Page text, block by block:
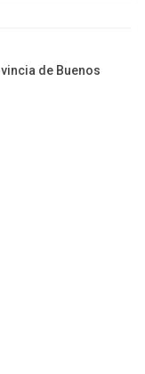
de Buenos